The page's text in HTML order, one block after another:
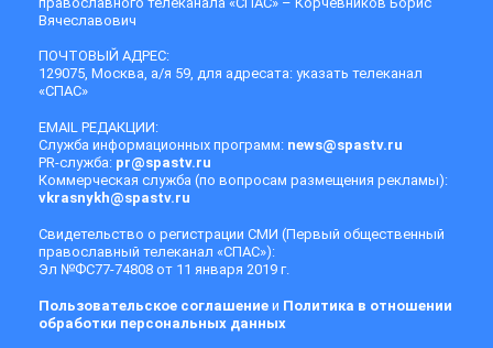
Вячеславович
ПОЧТОВЫЙ АДРЕС:
129075, Москва, а/я 59, для адресата: указать телеканал
«СПАС»
EMAIL РЕДАКЦИИ:
Служба информационных программ: news@spastv.ru
PR-служба: pr@spastv.ru
Коммерческая служба (по вопросам размещения рекламы):
vkrasnykh@spastv.ru
Свидетельство о регистрации СМИ (Первый общественный
православный телеканал «СПАС»):
Эл №ФС77-74808 от 11 января 2019 г.
Пользовательское соглашение и Политика в отношении
обработки персональных данных